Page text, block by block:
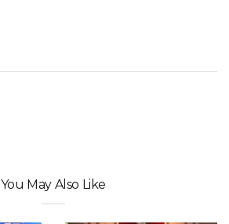
You May Also Like